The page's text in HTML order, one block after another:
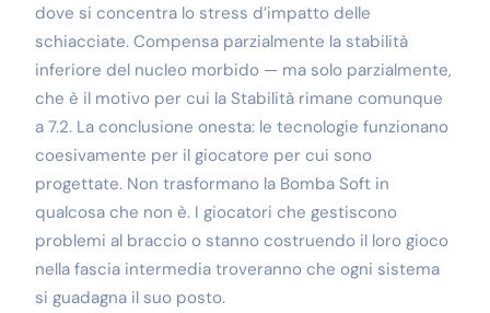
dove si concentra lo stress d’impatto delle
schiacciate. Compensa parzialmente la stabilità
inferiore del nucleo morbido — ma solo parzialmente,
che è il motivo per cui la Stabilità rimane comunque
a 7.2. La conclusione onesta: le tecnologie funzionano
coesivamente per il giocatore per cui sono
progettate. Non trasformano la Bomba Soft in
qualcosa che non è. I giocatori che gestiscono
problemi al braccio o stanno costruendo il loro gioco
nella fascia intermedia troveranno che ogni sistema
si guadagna il suo posto.